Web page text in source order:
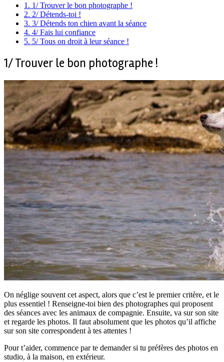
1. 1/ Trouver le bon photographe !
2. 2/ Détends-toi !
3. 3/ Détends ton chien avant la séance
4. 4/ Fais lui confiance
5. 5/ Tous on droit à leur séance !
1/ Trouver le bon photographe !
On néglige souvent cet aspect, alors que c’est le premier critère, et le
plus essentiel ! Renseigne-toi bien des photographes qui proposent
des séances avec les animaux de compagnie. Ensuite, va sur son site
et regarde les photos. Il faut absolument que les photos qu’il affiche
sur son site correspondent à tes attentes !
Pour t’aider, commence par te demander si tu préfères des photos en
studio, à la maison, en extérieur.